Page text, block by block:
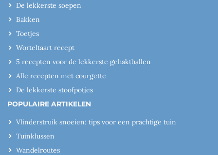
De lekkerste soepen
Bakken
Toetjes
Worteltaart recept
5 recepten voor de lekkerste gehaktballen
Alle recepten met courgette
De lekkerste stoofpotjes
POPULAIRE ARTIKELEN
Vlinderstruik snoeien: tips voor een prachtige tuin
Tuinklussen
Wandelroutes